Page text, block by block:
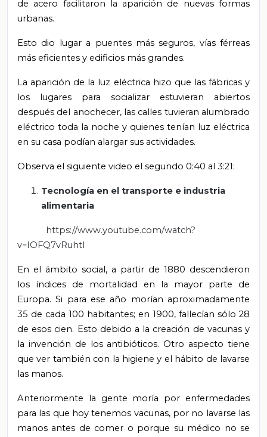
de acero facilitaron la aparición de nuevas formas
urbanas.
Esto dio lugar a puentes más seguros, vías férreas
más eficientes y edificios más grandes.
La aparición de la luz eléctrica hizo que las fábricas y
los lugares para socializar estuvieran abiertos
después del anochecer, las calles tuvieran alumbrado
eléctrico toda la noche y quienes tenían luz eléctrica
en su casa podían alargar sus actividades.
Observa el siguiente video el segundo 0:40 al 3:21:
Tecnología en el transporte e industria
alimentaria
https://www.youtube.com/watch?
v=IOFQ7vRuhtI
En el ámbito social, a partir de 1880 descendieron
los índices de mortalidad en la mayor parte de
Europa. Si para ese año morían aproximadamente
35 de cada 100 habitantes; en 1900, fallecían sólo 28
de esos cien. Esto debido a la creación de vacunas y
la invención de los antibióticos. Otro aspecto tiene
que ver también con la higiene y el hábito de lavarse
las manos.
Anteriormente la gente moría por enfermedades
para las que hoy tenemos vacunas, por no lavarse las
manos antes de comer o porque su médico no se